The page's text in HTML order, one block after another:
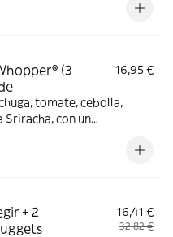
(3
16,95 €
tomate, cebolla,
Sriracha, con un
+ 2
16,41 €
32,82 €